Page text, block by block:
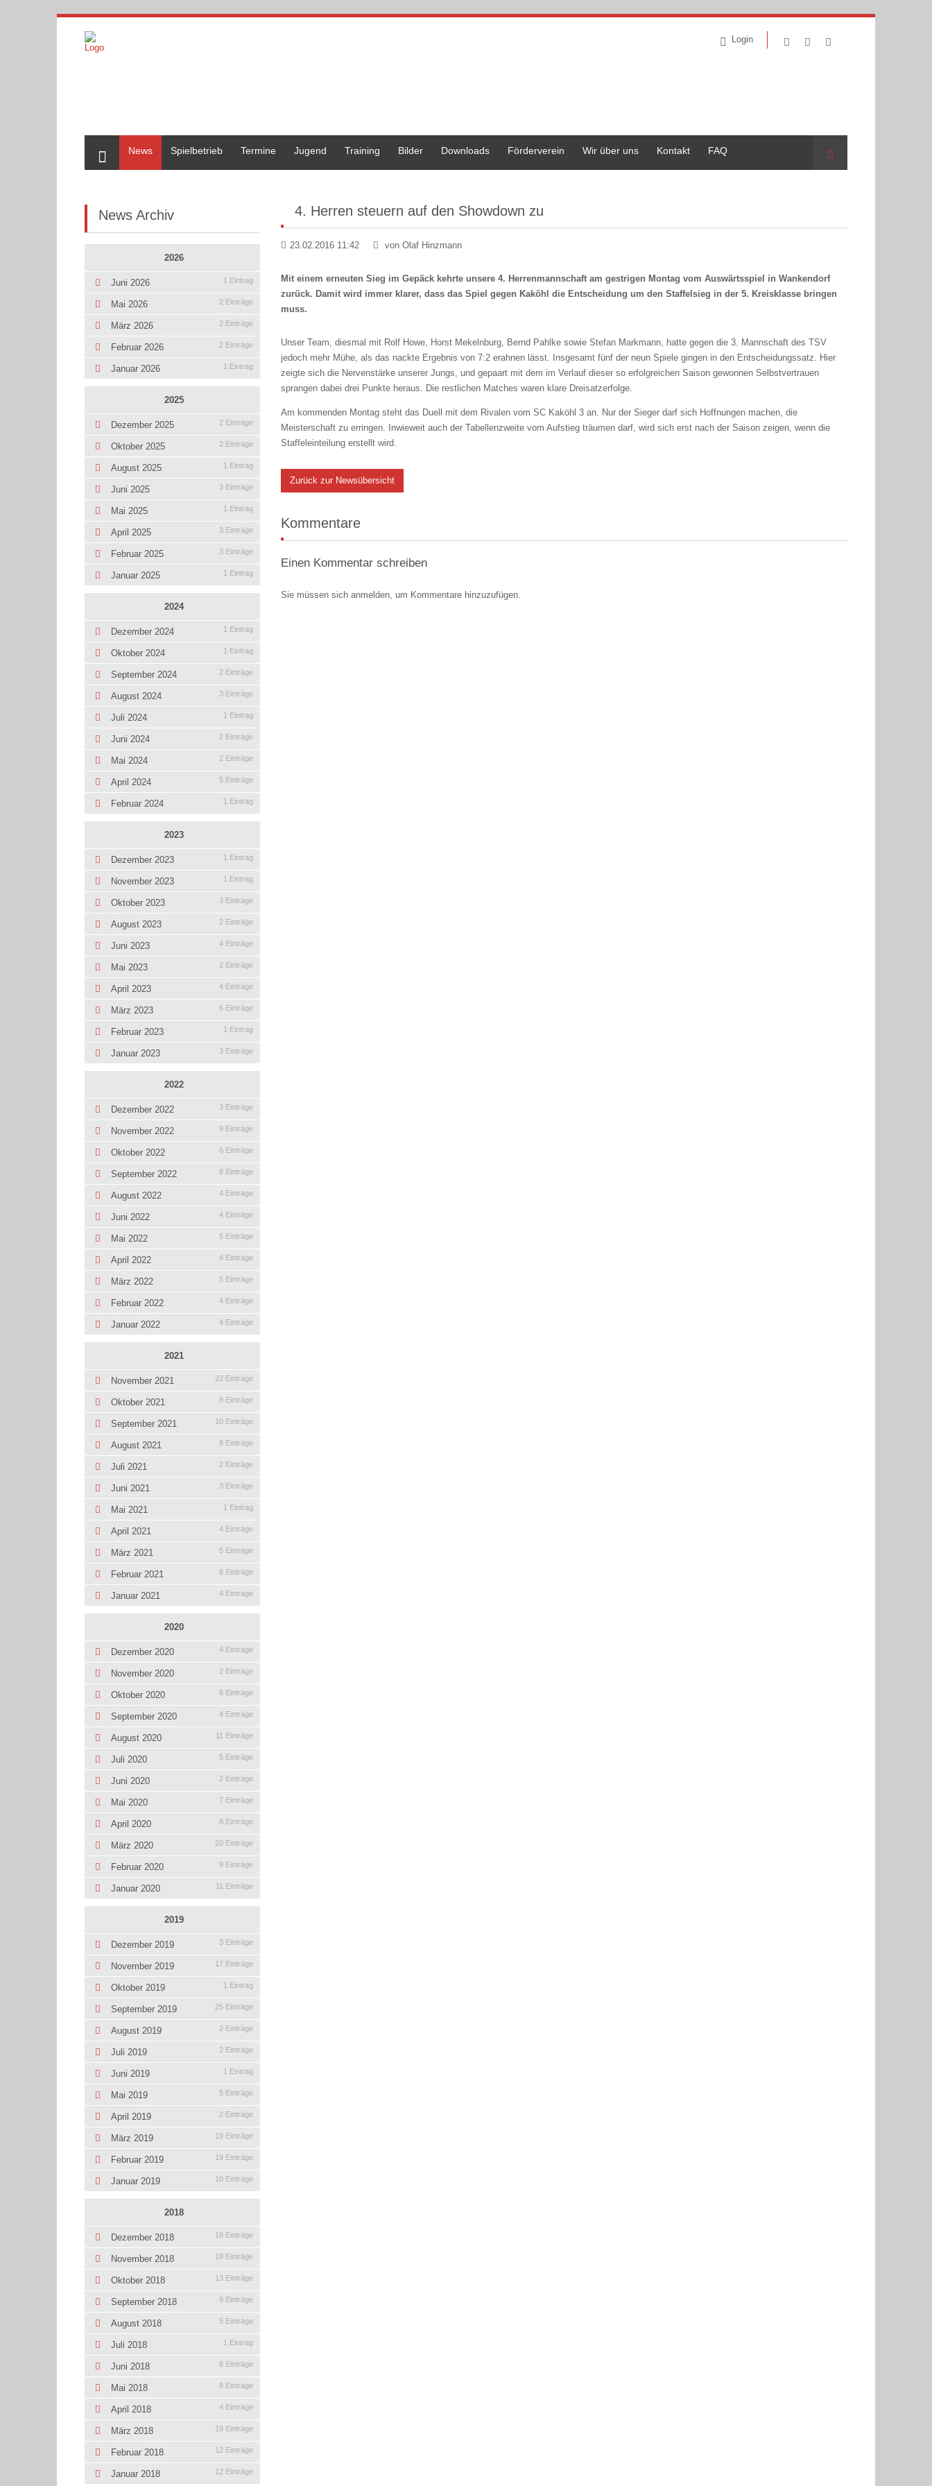
Login
News
Spielbetrieb Termine Jugend Training Bilder Downloads Förderverein Wir über uns Kontakt FAQ Suche
4. Herren steuern auf den Showdown zu
23.02.2016 11:42 von Olaf Hinzmann
Mit einem erneuten Sieg im Gepäck kehrte unsere 4. Herrenmannschaft am gestrigen Montag vom Auswärtsspiel in Wankendorf
zurück. Damit wird immer klarer, dass das Spiel gegen Kaköhl die Entscheidung um den Staffelsieg in der 5. Kreisklasse bringen
muss.
Unser Team, diesmal mit Rolf Howe, Horst Mekelnburg, Bernd Pahlke sowie Stefan Markmann, hatte gegen die 3. Mannschaft des TSV
jedoch mehr Mühe, als das nackte Ergebnis von 7:2 erahnen lässt. Insgesamt fünf der neun Spiele gingen in den Entscheidungssatz. Hier
zeigte sich die Nervenstärke unserer Jungs, und gepaart mit dem im Verlauf dieser so erfolgreichen Saison gewonnen Selbstvertrauen
sprangen dabei drei Punkte heraus. Die restlichen Matches waren klare Dreisatzerfolge.
Am kommenden Montag steht das Duell mit dem Rivalen vom SC Kaköhl 3 an. Nur der Sieger darf sich Hoffnungen machen, die
Meisterschaft zu erringen. Inwieweit auch der Tabellenzweite vom Aufstieg träumen darf, wird sich erst nach der Saison zeigen, wenn die
Staffeleinteilung erstellt wird.
Zurück zur Newsübersicht
Kommentare
Einen Kommentar schreiben
Sie müssen sich anmelden, um Kommentare hinzuzufügen.
News Archiv
2026
Juni 2026 1 Eintrag
Mai 2026 2 Einträge
März 2026 2 Einträge
Februar 2026 2 Einträge
Januar 2026 1 Eintrag
2025
Dezember 2025 2 Einträge
Oktober 2025 2 Einträge
August 2025 1 Eintrag
Juni 2025 3 Einträge
Mai 2025 1 Eintrag
April 2025 3 Einträge
Februar 2025 3 Einträge
Januar 2025 1 Eintrag
2024
Dezember 2024 1 Eintrag
Oktober 2024 1 Eintrag
September 2024 2 Einträge
August 2024 3 Einträge
Juli 2024 1 Eintrag
Juni 2024 2 Einträge
Mai 2024 2 Einträge
April 2024 5 Einträge
Februar 2024 1 Eintrag
2023
Dezember 2023 1 Eintrag
November 2023 1 Eintrag
Oktober 2023 3 Einträge
August 2023 2 Einträge
Juni 2023 4 Einträge
Mai 2023 2 Einträge
April 2023 4 Einträge
März 2023 6 Einträge
Februar 2023 1 Eintrag
Januar 2023 3 Einträge
2022
Dezember 2022 3 Einträge
November 2022 9 Einträge
Oktober 2022 6 Einträge
September 2022 8 Einträge
August 2022 4 Einträge
Juni 2022 4 Einträge
Mai 2022 5 Einträge
April 2022 4 Einträge
März 2022 5 Einträge
Februar 2022 4 Einträge
Januar 2022 4 Einträge
2021
November 2021 22 Einträge
Oktober 2021 8 Einträge
September 2021 10 Einträge
August 2021 8 Einträge
Juli 2021 2 Einträge
Juni 2021 3 Einträge
Mai 2021 1 Eintrag
April 2021 4 Einträge
März 2021 5 Einträge
Februar 2021 6 Einträge
Januar 2021 4 Einträge
2020
Dezember 2020 4 Einträge
November 2020 2 Einträge
Oktober 2020 6 Einträge
September 2020 4 Einträge
August 2020 11 Einträge
Juli 2020 5 Einträge
Juni 2020 2 Einträge
Mai 2020 7 Einträge
April 2020 8 Einträge
März 2020 20 Einträge
Februar 2020 9 Einträge
Januar 2020 11 Einträge
2019
Dezember 2019 3 Einträge
November 2019 17 Einträge
Oktober 2019 1 Eintrag
September 2019 25 Einträge
August 2019 2 Einträge
Juli 2019 2 Einträge
Juni 2019 1 Eintrag
Mai 2019 5 Einträge
April 2019 2 Einträge
März 2019 19 Einträge
Februar 2019 19 Einträge
Januar 2019 10 Einträge
2018
Dezember 2018 16 Einträge
November 2018 18 Einträge
Oktober 2018 13 Einträge
September 2018 9 Einträge
August 2018 5 Einträge
Juli 2018 1 Eintrag
Juni 2018 6 Einträge
Mai 2018 8 Einträge
April 2018 4 Einträge
März 2018 19 Einträge
Februar 2018 12 Einträge
Januar 2018 12 Einträge